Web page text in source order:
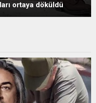
ortaya döküldü